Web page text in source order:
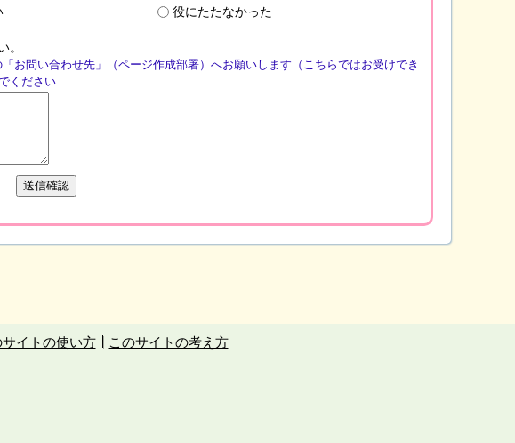
役にたたなかった
。
お問い合わせ先」（ページ作成部署）へお願いします（こちらではお受けでき
ください
サイトの使い方 このサイトの考え方